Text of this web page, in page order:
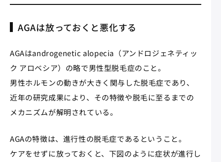
AGAは放っておくと悪化する
AGAはandrogenetic alopecia（アンドロジェネティッ
ク アロベシア）の略で男性型脱毛症のこと。
男性ホルモンの動きが大きく関与した脱毛症であり、
近年の研究成果により、その特徴や脱毛に至るまでの
メカニズムが解明されている。
AGAの特徴は、進行性の脱毛症であるということ。
ケアをせずに放っておくと、下図のように症状が進行し